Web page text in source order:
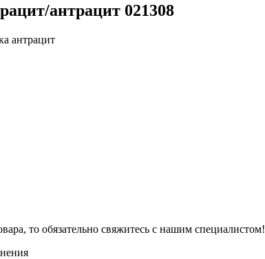
антрацит 021308
антрацит
то обязательно свяжитесь с нашим специалистом!